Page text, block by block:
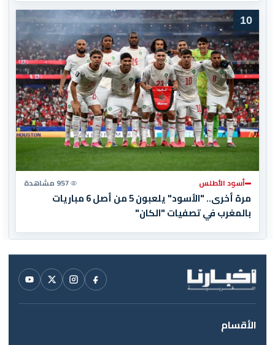
10
أسود الأطلس 957 مشاهدة
مرة أخرى.. "الأسود" يلعبون 5 من أصل 6 مباريات
بالمغرب في تصفيات "الكان"
الأقسام